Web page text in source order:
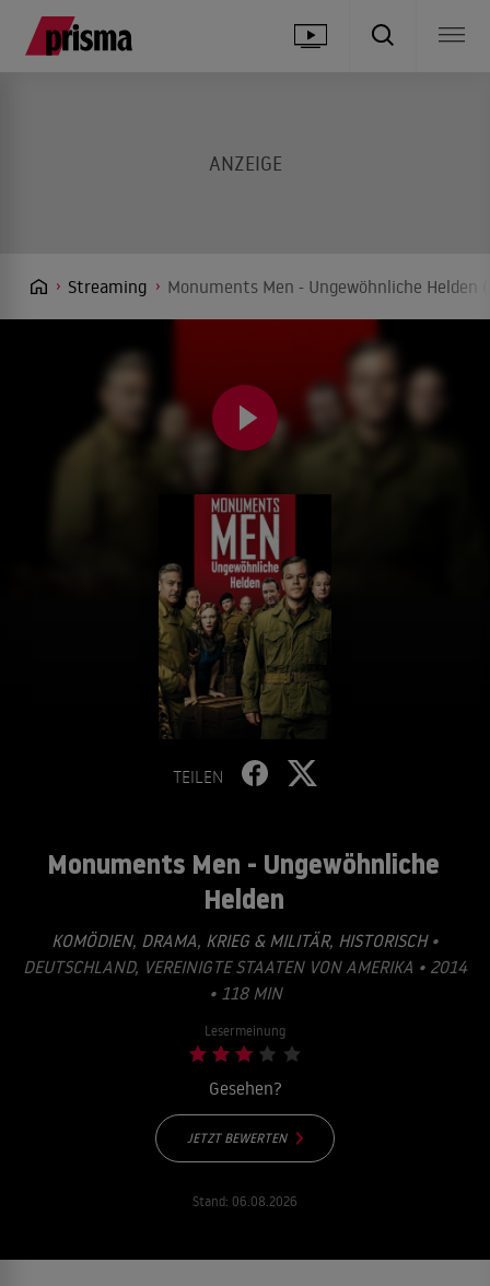
Streaming Monuments Men - Ungewöhnliche
TEILEN
Monuments Men - Ungewöhnliche
Helden
KOMÖDIEN, DRAMA, KRIEG & MILITÄR, HISTORISCH•
DEUTSCHLAND, VEREINIGTE STAATEN VON AMERIKA • 2014
• 118 MIN
Lesermeinung
Gesehen?
JETZT BEWERTEN
Stand: 06.08.2026